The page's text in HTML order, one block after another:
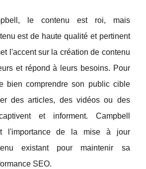
le contenu est roi, mais
est de haute qualité et pertinent
l'accent sur la création de contenu
et répond à leurs besoins. Pour
bien comprendre son public cible
des articles, des vidéos ou des
et informent. Campbell
l'importance de la mise à jour
existant pour maintenir sa
SEO.